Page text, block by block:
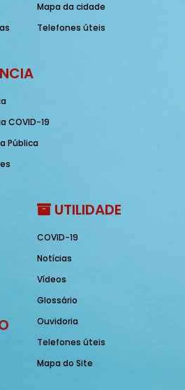
Mapa da cidade
Telefones úteis
COVID-19
Pública
UTILIDADE
COVID-19
Notícias
Vídeos
Glossário
Ouvidoria
Telefones úteis
Mapa do Site